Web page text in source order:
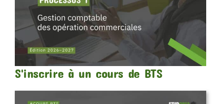
S'inscrire à un cours de BTS